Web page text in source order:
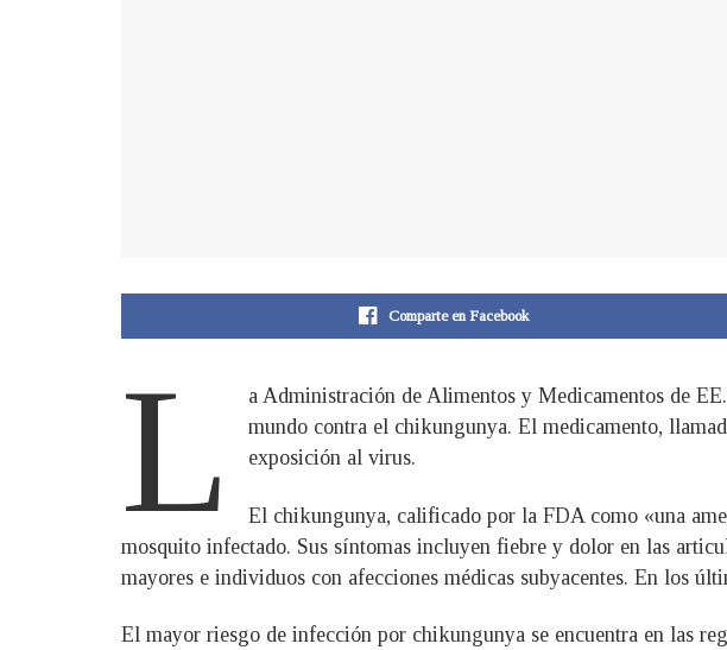
Comparte en Facebook
L
a Administración de Alimentos y Medicamentos de
mundo contra el chikungunya. El medicamento,
exposición al virus.
El chikungunya, calificado por la FDA como «una
mosquito infectado. Sus síntomas incluyen fiebre y dolor en las
mayores e individuos con afecciones médicas subyacentes. En los
El mayor riesgo de infección por chikungunya se encuentra en las